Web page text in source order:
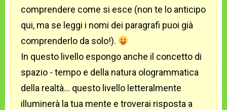
comprendere come si esce (non te lo anticipo
qui, ma se leggi i nomi dei paragrafi puoi già
comprenderlo da solo!).
In questo livello espongo anche il concetto di
spazio - tempo e della natura ologrammatica
della realtà... questo livello letteralmente
illuminerà la tua mente e troverai risposta a